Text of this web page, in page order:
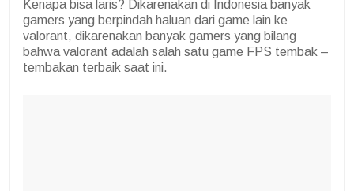
Kenapa bisa laris? Dikarenakan di Indonesia banyak
gamers yang berpindah haluan dari game lain ke
valorant, dikarenakan banyak gamers yang bilang
bahwa valorant adalah salah satu game FPS tembak –
tembakan terbaik saat ini.